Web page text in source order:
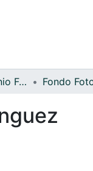
Archivo del Patrimonio Fotográfico y Fílmico del Valle del Cauca